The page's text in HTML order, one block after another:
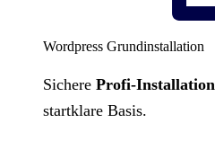
Wordpress Grundinstallation
Sichere Profi-Installation
startklare Basis.